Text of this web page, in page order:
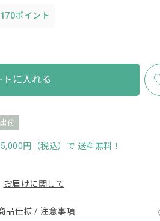
170ポイント
トに入れる
荷
円（税込）で 送料無料！
お届けに関して
品仕様 / 注意事項